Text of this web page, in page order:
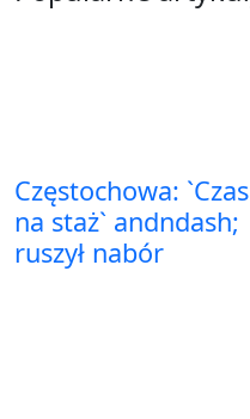
Częstochowa: `Czas
na staż` andndash;
ruszył nabór